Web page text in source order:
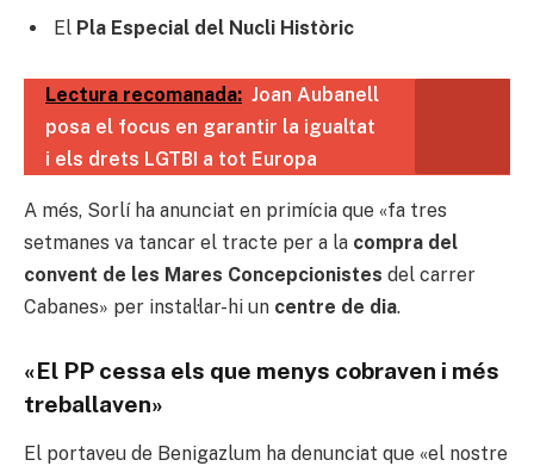
El Pla Especial del Nucli Històric
Lectura recomanada: Joan Aubanell
posa el focus en garantir la igualtat
i els drets LGTBI a tot Europa
A més, Sorlí ha anunciat en primícia que «fa tres
setmanes va tancar el tracte per a la compra del
convent de les Mares Concepcionistes del carrer
Cabanes» per instal·lar-hi un centre de dia.
«El PP cessa els que menys cobraven i més
treballaven»
El portaveu de Benigazlum ha denunciat que «el nostre